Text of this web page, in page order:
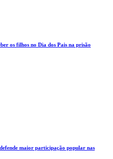
os filhos no Dia dos Pais na prisão
maior participação popular nas